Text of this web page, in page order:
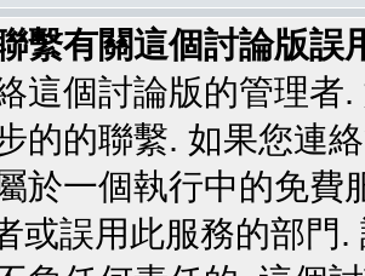
繫有關這個討論版誤
這個討論版的管理者
的的聯繫. 如果您連
於一個執行中的免費
或誤用此服務的部門